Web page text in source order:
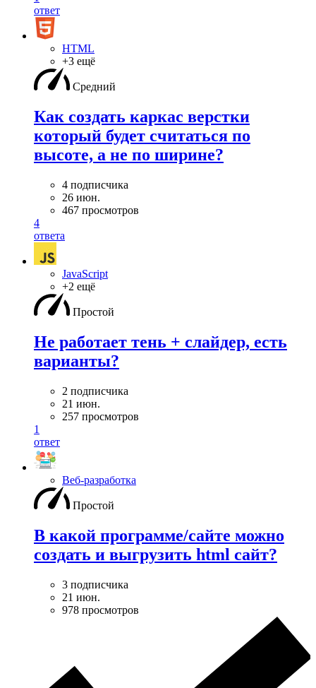
ответ
HTML
+3 ещё
Средний
Как создать каркас верстки
который будет считаться по
высоте, а не по ширине?
4 подписчика
26 июн.
467 просмотров
4
ответа
JavaScript
+2 ещё
Простой
Не работает тень + слайдер, есть
варианты?
2 подписчика
21 июн.
257 просмотров
1
ответ
Веб-разработка
Простой
В какой программе/сайте можно
создать и выгрузить html сайт?
3 подписчика
21 июн.
978 просмотров